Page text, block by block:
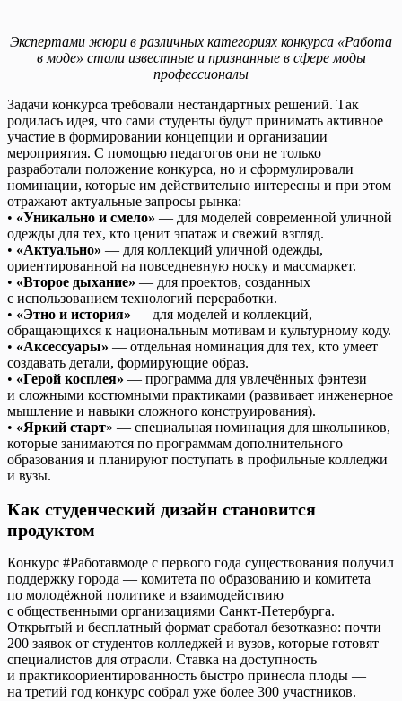
Экспертами жюри в различных категориях конкурса «Работа
в моде» стали известные и признанные в сфере моды
профессионалы
Задачи конкурса требовали нестандартных решений. Так
родилась идея, что сами студенты будут принимать активное
участие в формировании концепции и организации
мероприятия. С помощью педагогов они не только
разработали положение конкурса, но и сформулировали
номинации, которые им действительно интересны и при этом
отражают актуальные запросы рынка:
• «Уникально и смело» — для моделей современной уличной
одежды для тех, кто ценит эпатаж и свежий взгляд.
• «Актуально» — для коллекций уличной одежды,
ориентированной на повседневную носку и массмаркет.
• «Второе дыхание» — для проектов, созданных
с использованием технологий переработки.
• «Этно и история» — для моделей и коллекций,
обращающихся к национальным мотивам и культурному коду.
• «Аксессуары» — отдельная номинация для тех, кто умеет
создавать детали, формирующие образ.
• «Герой косплея» — программа для увлечённых фэнтези
и сложными костюмными практиками (развивает инженерное
мышление и навыки сложного конструирования).
• «Яркий старт» — специальная номинация для школьников,
которые занимаются по программам дополнительного
образования и планируют поступать в профильные колледжи
и вузы.
Как студенческий дизайн становится
продуктом
Конкурс #Работавмоде с первого года существования получил
поддержку города — комитета по образованию и комитета
по молодёжной политике и взаимодействию
с общественными организациями Санкт-Петербурга.
Открытый и бесплатный формат сработал безотказно: почти
200 заявок от студентов колледжей и вузов, которые готовят
специалистов для отрасли. Ставка на доступность
и практикоориентированность быстро принесла плоды —
на третий год конкурс собрал уже более 300 участников.